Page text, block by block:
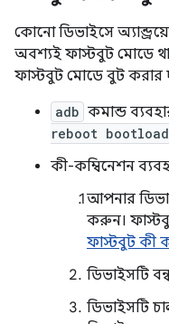
কোনো ডিভাইসে
অবশ্যই ফাস্টবুট মোডে
ফাস্টবুট মোডে বুট করার
adb কমান্ড
reboot
কী-কম্বিনেশন
আপনার
করুন।
ফাস্টবুট কী
ডিভাইসটি
ডিভাইসটি